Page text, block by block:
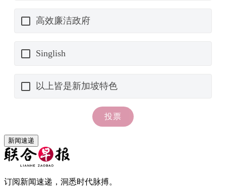
新闻速递
订阅新闻速递，洞悉时代脉搏。